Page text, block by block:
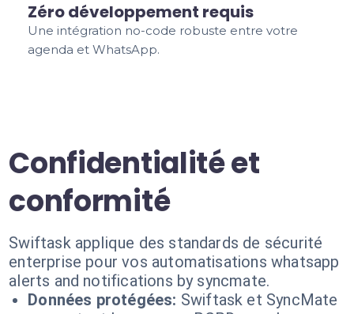
Zéro développement requis
Une intégration no-code robuste entre votre
agenda et WhatsApp.
Confidentialité et
conformité
Swiftask applique des standards de sécurité
enterprise pour vos automatisations whatsapp
alerts and notifications by syncmate.
Données protégées: Swiftask et SyncMate